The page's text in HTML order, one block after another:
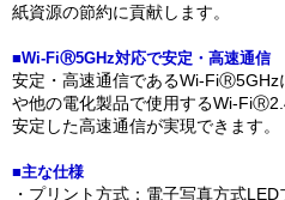
紙資源の節約に貢献します。
■Wi-FiⓇ5GHz対応で安定・高速通信
安定・高速通信であるWi-
や他の電化製品で使用するWi-
安定した高速通信が実現できます。
■主な仕様
・プリント方式：電子写真方式LED